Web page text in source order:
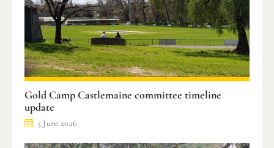
Gold Camp Castlemaine committee timeline
update
5 June 2026